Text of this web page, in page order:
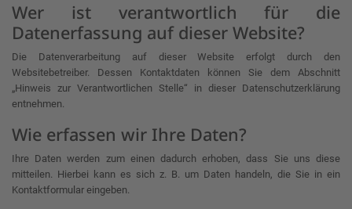
Wer ist verantwortlich für die
Datenerfassung auf dieser Website?
Die Datenverarbeitung auf dieser Website erfolgt durch den
Websitebetreiber. Dessen Kontaktdaten können Sie dem Abschnitt
„Hinweis zur Verantwortlichen Stelle“ in dieser Datenschutzerklärung
entnehmen.
Wie erfassen wir Ihre Daten?
Ihre Daten werden zum einen dadurch erhoben, dass Sie uns diese
mitteilen. Hierbei kann es sich z. B. um Daten handeln, die Sie in ein
Kontaktformular eingeben.